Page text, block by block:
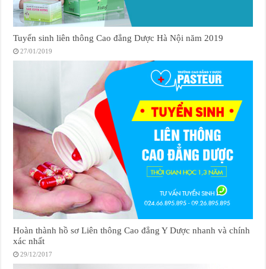
Tuyển sinh liên thông Cao đẳng Dược Hà Nội năm 2019
27/01/2019
Hoàn thành hồ sơ Liên thông Cao đẳng Y Dược nhanh và chính
xác nhất
29/12/2017